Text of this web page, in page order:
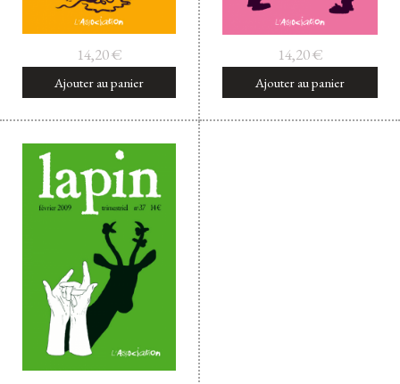
14,20€
Ajouter au panier
14,20€
Ajouter au panier